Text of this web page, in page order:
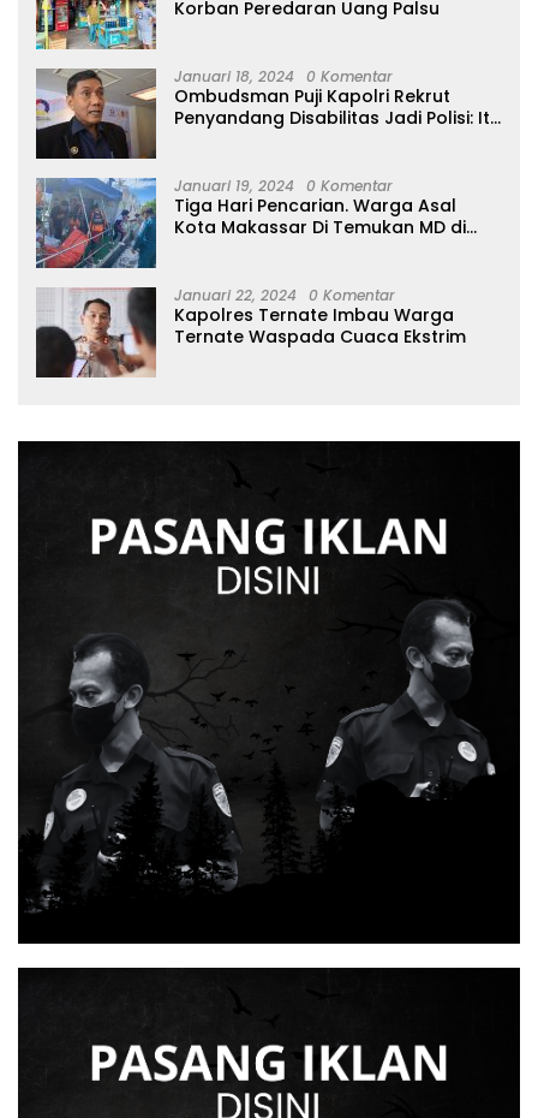
Korban Peredaran Uang Palsu
Januari 18, 2024 0 Komentar
Ombudsman Puji Kapolri Rekrut
Penyandang Disabilitas Jadi Polisi: Itu
Januari 19, 2024 0 Komentar
Tiga Hari Pencarian. Warga Asal
Kota Makassar Di Temukan MD di
Januari 22, 2024 0 Komentar
Kapolres Ternate Imbau Warga
Ternate Waspada Cuaca Ekstrim